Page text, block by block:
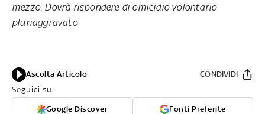
mezzo. Dovrà rispondere di omicidio volontario
pluriaggravato
Ascolta Articolo
Seguici su:
Google Discover Fonti Preferite
CONDIVIDI